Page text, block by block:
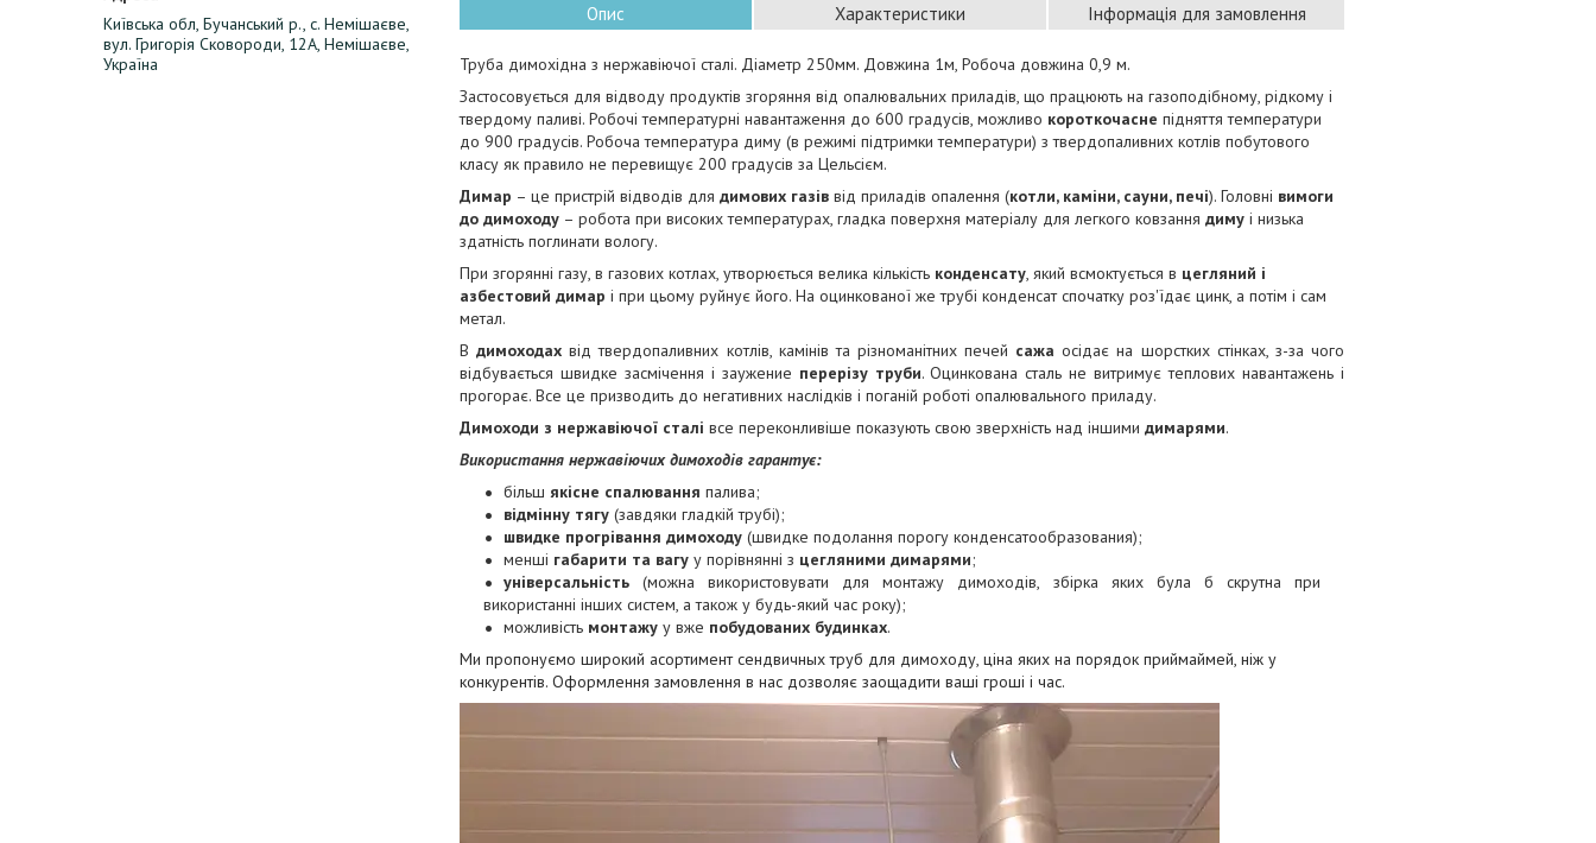
Київська обл, Бучанський р., с. Немішаєве,
вул. Григорія Сковороди, 12А, Немішаєве,
Україна
Опис Характеристики Інформація для замовлення
Труба димохідна з нержавіючої сталі. Діаметр 250мм. Довжина 1м, Робоча довжина 0,9 м.
Застосовується для відводу продуктів згоряння від опалювальних приладів, що працюють на газоподібному, рідкому і
твердому паливі. Робочі температурні навантаження до 600 градусів, можливо короткочасне підняття температури
до 900 градусів. Робоча температура диму (в режимі підтримки температури) з твердопаливних котлів побутового
класу як правило не перевищує 200 градусів за Цельсієм.
Димар – це пристрій відводів для димових газів від приладів опалення (котли, каміни, сауни, печі). Головні вимоги
до димоходу – робота при високих температурах, гладка поверхня матеріалу для легкого ковзання диму і низька
здатність поглинати вологу.
При згорянні газу, в газових котлах, утворюється велика кількість конденсату , який всмоктується в цегляний і
азбестовий димар і при цьому руйнує його. На оцинкованої же трубі конденсат спочатку роз'їдає цинк, а потім і сам
метал.
Вдимоходах від твердопаливних котлів, камінів та різноманітних печей сажа осідає на шорстких стінках, з-за чого
відбувається швидке засмічення і заужение перерізу труби. Оцинкована сталь не витримує теплових навантажень і
прогорає. Все це призводить до негативних наслідків і поганій роботі опалювального приладу.
Димоходи з нержавіючої сталі все переконливіше показують свою зверхність над іншими димарями.
Використання нержавіючих димоходів гарантує:
більш якісне спалювання палива;
відмінну тягу (завдяки гладкій трубі);
швидке прогрівання димоходу (швидке подолання порогу конденсатообразования);
менші габарити та вагу у порівнянні з цегляними димарями;
універсальність (можна використовувати для монтажу димоходів, збірка яких була б скрутна при
використанні інших систем, а також у будь-який час року);
можливість монтажу у вже побудованих будинках.
Ми пропонуємо широкий асортимент сендвичных труб для димоходу, ціна яких на порядок приймаймей, ніж у
конкурентів. Оформлення замовлення в нас дозволяє заощадити ваші гроші і час.